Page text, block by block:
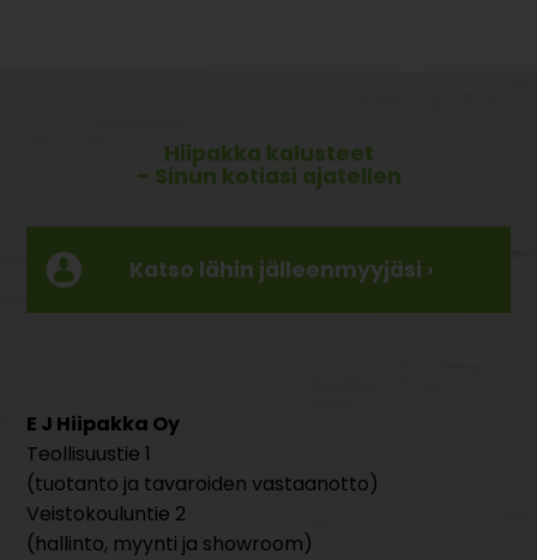
Hiipakka kalusteet
- Sinun kotiasi ajatellen
Katso lähin jälleenmyyjäsi ›
E J Hiipakka Oy
Teollisuustie 1
(tuotanto ja tavaroiden vastaanotto)
Veistokouluntie 2
(hallinto, myynti ja showroom)